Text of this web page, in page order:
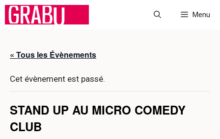
Aller
Menu
« Tous les Évènements
Cet évènement est passé.
STAND UP AU MICRO COMEDY
CLUB